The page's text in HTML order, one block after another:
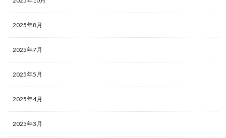
2025年8月
2025年7月
2025年5月
2025年4月
2025年3月